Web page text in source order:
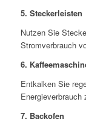
5. Steckerleisten
Nutzen Sie
Stromverbrauch
6.
Entkalken Sie
Energieverbrauch
7. Backofen